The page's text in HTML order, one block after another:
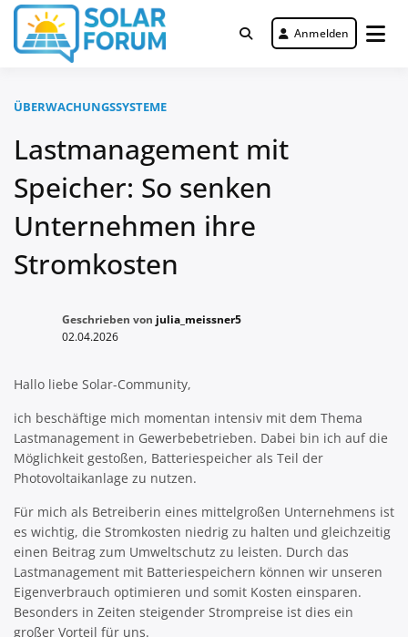
Zum
Inhalt
springen
Solar Forum
Deutschlandweit Nr. 1 Forum für
gewerbliche Solar Investments
Anmelden
ÜBERWACHUNGSSYSTEME
Lastmanagement mit
Speicher: So senken
Unternehmen ihre
Stromkosten
Geschrieben von julia_meissner5
02.04.2026
Hallo liebe Solar-Community,
ich beschäftige mich momentan intensiv mit dem Thema
Lastmanagement in Gewerbebetrieben. Dabei bin ich auf die
Möglichkeit gestoßen, Batteriespeicher als Teil der
Photovoltaikanlage zu nutzen.
Für mich als Betreiberin eines mittelgroßen Unternehmens ist
es wichtig, die Stromkosten niedrig zu halten und gleichzeitig
einen Beitrag zum Umweltschutz zu leisten. Durch das
Lastmanagement mit Batteriespeichern können wir unseren
Eigenverbrauch optimieren und somit Kosten einsparen.
Besonders in Zeiten steigender Strompreise ist dies ein
großer Vorteil für uns.